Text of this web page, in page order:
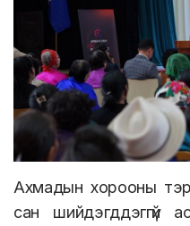
Ахмадын хорооны
сан шийдэгддэггүй